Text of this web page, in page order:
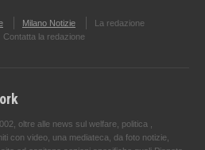
Milano Notizie
La redazione
Contatta la redazione
oltre alle news sul welfare, politica ,
con video, una mediateca, da foto notizie,